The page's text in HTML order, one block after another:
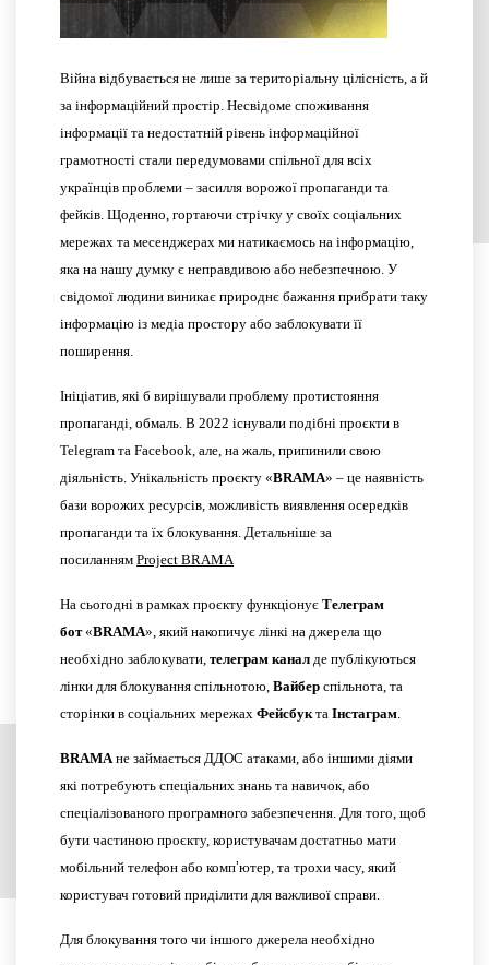
Війна відбувається не лише за територіальну цілісність, а й
за інформаційний простір. Несвідоме споживання
інформації та недостатній рівень інформаційної
грамотності стали передумовами спільної для всіх
українців проблеми – засилля ворожої пропаганди та
фейків. Щоденно, гортаючи стрічку у своїх соціальних
мережах та месенджерах ми натикаємось на інформацію,
яка на нашу думку є неправдивою або небезпечною. У
свідомої людини виникає природнє бажання прибрати таку
інформацію із медіа простору або заблокувати її
поширення.
Ініціатив, які б вирішували проблему протистояння
пропаганді, обмаль. В 2022 існували подібні проєкти в
Telegram та Facebook, але, на жаль, припинили свою
діяльність. Унікальність проєкту «BRAMA» – це наявність
бази ворожих ресурсів, можливість виявлення осередків
пропаганди та їх блокування. Детальніше за
посиланням Project BRAMA
На сьогодні в рамках проєкту функціонує Телеграм
бот«BRAMA», який накопичує лінкі на джерела що
необхідно заблокувати, телеграм канал де публікуються
лінки для блокування спільнотою, Вайбер спільнота, та
сторінки в соціальних мережах Фейсбукта Інстаграм.
BRAMAне займається ДДОС атаками, або іншими діями
які потребують спеціальних знань та навичок, або
спеціалізованого програмного забезпечення. Для того, щоб
бути частиною проєкту, користувачам достатньо мати
мобільний телефон або компʼютер, та трохи часу, який
користувач готовий приділити для важливої справи.
Для блокування того чи іншого джерела необхідно